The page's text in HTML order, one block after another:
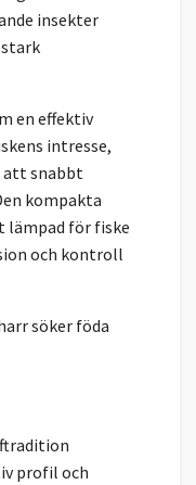
insekter
en effektiv
intresse,
att snabbt
kompakta
lämpad för fiske
och kontroll
söker föda
profil och